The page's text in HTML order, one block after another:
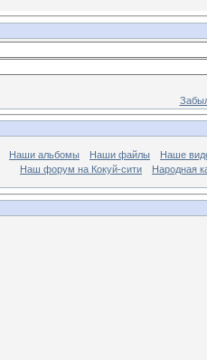
Наши альбомы Наши файлы
Наше
Наш форум на Кокуй-сити
Народная